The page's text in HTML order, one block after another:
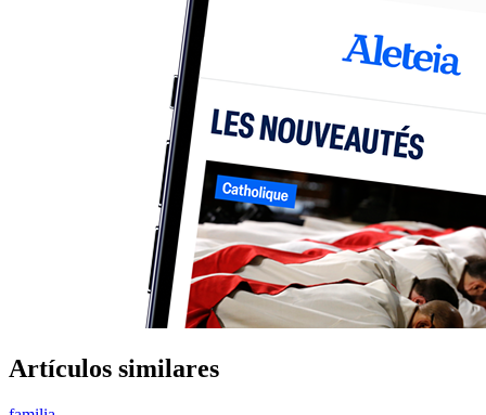
Artículos similares